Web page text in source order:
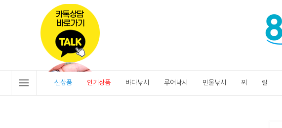
">
" alt="비린내">
신상품 인기상품 바다낚시 루어낚시 민물낚시 찌 릴